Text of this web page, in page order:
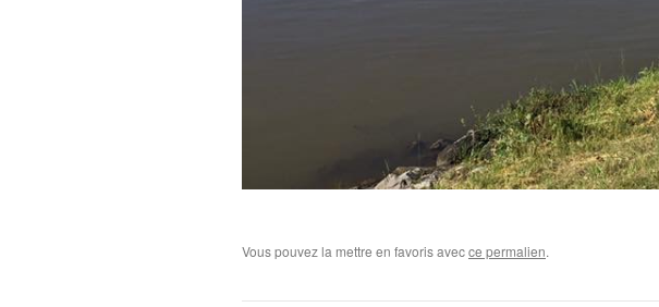
Vous pouvez la mettre en favoris avecce permalien.